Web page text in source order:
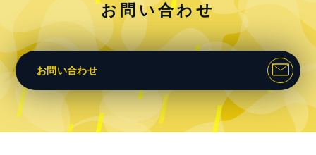
お問い合わせ
お問い合わせ